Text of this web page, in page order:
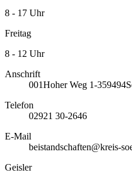
8 - 17 Uhr
Freitag
8 - 12 Uhr
Anschrift
001Hoher Weg 1-359494
Telefon
02921 30-2646
E-Mail
beistandschaften@kreis-
Geisler